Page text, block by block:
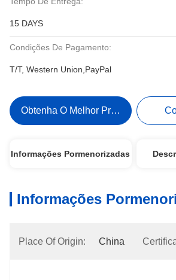
15 DAYS
Condições De Pagamento:
T/T, Western Union,PayPal
Obtenha O Melhor Preço
Informações Pormenorizadas
Informações
Place Of Origin: China